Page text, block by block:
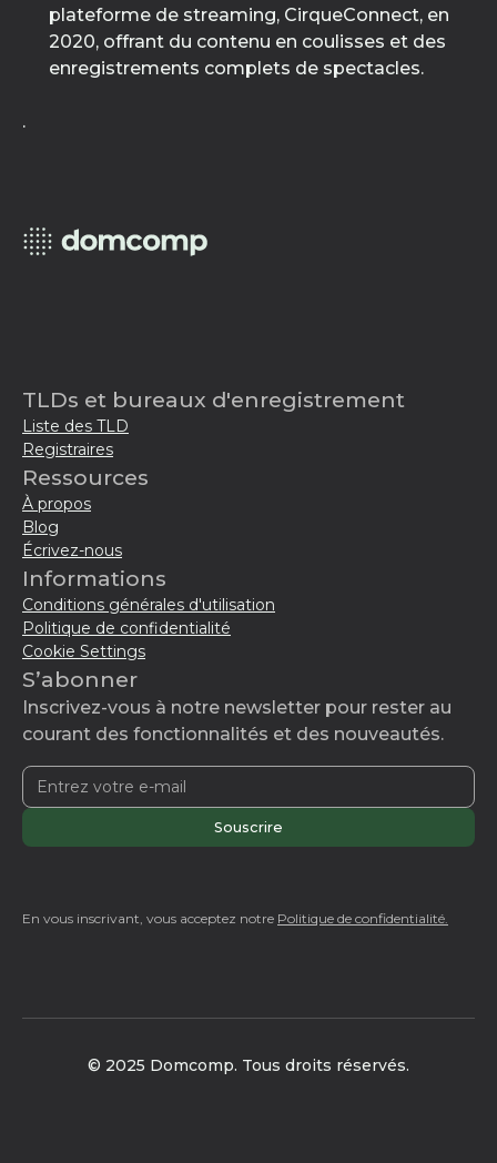
plateforme de streaming, CirqueConnect, en
2020, offrant du contenu en coulisses et des
enregistrements complets de spectacles.
.
TLDs et bureaux d'enregistrement
Liste des TLD
Registraires
Ressources
À propos
Blog
Écrivez-nous
Informations
Conditions générales d'utilisation
Politique de confidentialité
Cookie Settings
S’abonner
Inscrivez-vous à notre newsletter pour rester au
courant des fonctionnalités et des nouveautés.
En vous inscrivant, vous acceptez notre Politique de confidentialité.
© 2025 Domcomp. Tous droits réservés.